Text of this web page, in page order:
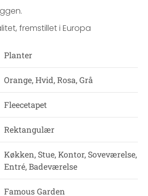
fremstillet i Europa
Planter
Orange, Hvid, Rosa, Grå
Fleecetapet
Rektangulær
Køkken, Stue, Kontor, Soveværelse,
Entré, Badeværelse
Famous Garden